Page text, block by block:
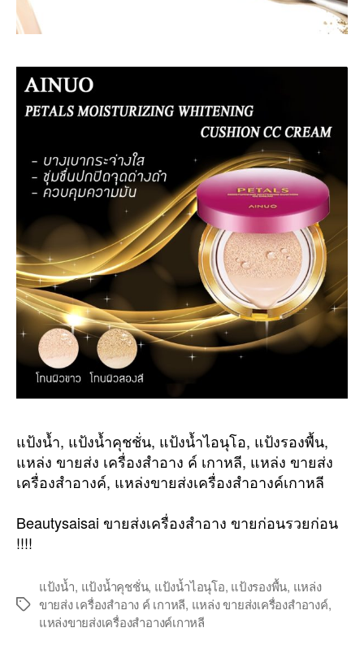
แป้งน้ำ, แป้งน้ำคุชชั่น, แป้งน้ำไอนุโอ, แป้งรองพื้น,
แหล่ง ขายส่ง เครื่องสำอาง ค์ เกาหลี, แหล่ง ขายส่ง
เครื่องสำอางค์, แหล่งขายส่งเครื่องสำอางค์เกาหลี
Beautysaisai ขายส่งเครื่องสำอาง ขายก่อนรวยก่อน
!!!!
Tags
แป้งน้ำ, แป้งน้ำคุชชั่น, แป้งน้ำไอนุโอ, แป้งรองพื้น, แหล่ง
ขายส่ง เครื่องสำอาง ค์ เกาหลี, แหล่ง ขายส่งเครื่องสำอางค์,
แหล่งขายส่งเครื่องสำอางค์เกาหลี